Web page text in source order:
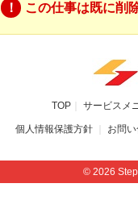
この仕事は既に削
TOP サービスメ
個人情報保護方針 お問
© 2026 Step